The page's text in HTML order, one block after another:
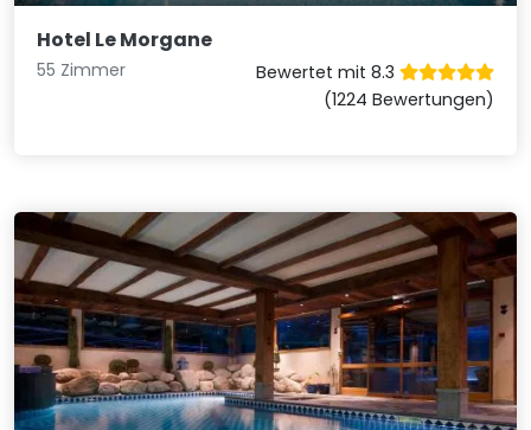
Hotel Le Morgane
55 Zimmer
Bewertet mit 8.3
(1224 Bewertungen)